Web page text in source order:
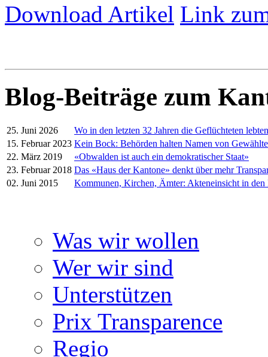
Download Artikel Link
Blog-Beiträge zum
25. Juni 2026
Wo in den letzten 32 Jahren die Geflüchteten lebten
15. Februar 2023 Kein Bock: Behörden halten Namen von
22. März 2019
«Obwalden ist auch ein demokratischer Staat»
23. Februar 2018 Das «Haus der Kantone» denkt über mehr
02. Juni 2015
Kommunen, Kirchen, Ämter: Akteneinsicht in den
Was wir wollen
Wer wir sind
Unterstützen
Prix Transparence
Regio